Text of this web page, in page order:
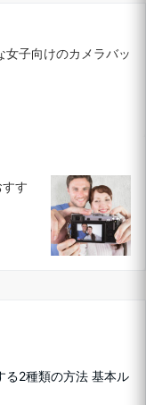
女子向けのカメラバッ
す
る2種類の方法 基本ル